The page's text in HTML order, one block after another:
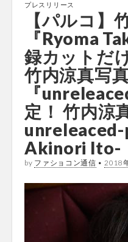
プレスリリース
【パルコ】
『Ryoma
録カットだ
竹内涼真写
『
定！ 竹内涼
Akinori Ito-
by ファショコン通信 • 2018